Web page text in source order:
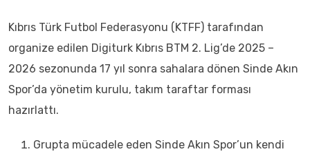
Kıbrıs Türk Futbol Federasyonu (KTFF) tarafından
organize edilen Digiturk Kıbrıs BTM 2. Lig’de 2025 –
2026 sezonunda 17 yıl sonra sahalara dönen Sinde Akın
Spor’da yönetim kurulu, takım taraftar forması
hazırlattı.
Grupta mücadele eden Sinde Akın Spor’un kendi